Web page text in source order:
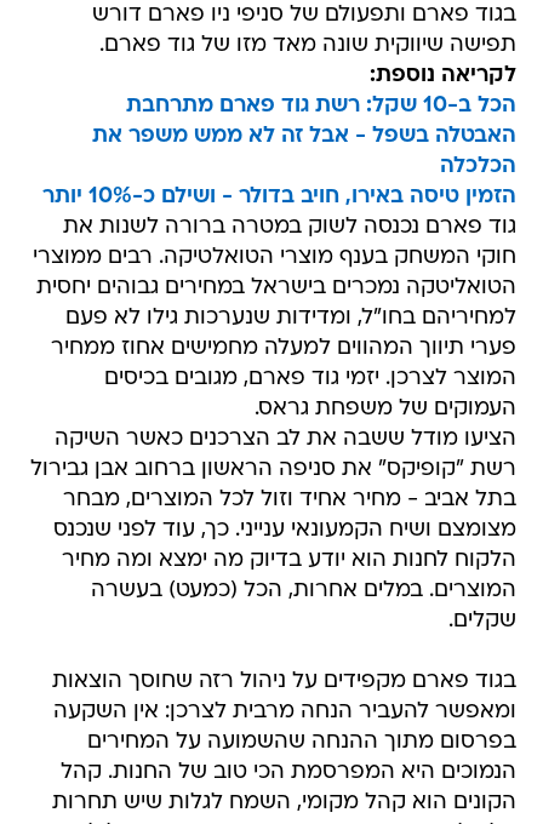
בגוד פארם ותפעולם של סניפי ניו פארם דורש
תפישה שיווקית שונה מאד מזו של גוד פארם.
לקריאה נוספת:
הכל ב-10 שקל: רשת גוד פארם מתרחבת
האבטלה בשפל - אבל זה לא ממש משפר את
הכלכלה
הזמין טיסה באירו, חויב בדולר - ושילם כ-10% יותר
גוד פארם נכנסה לשוק במטרה ברורה לשנות את
חוקי המשחק בענף מוצרי הטואלטיקה. רבים ממוצרי
הטואליטקה נמכרים בישראל במחירים גבוהים יחסית
למחיריהם בחו"ל, ומדידות שנערכות גילו לא פעם
פערי תיווך המהווים למעלה מחמישים אחוז ממחיר
המוצר לצרכן. יזמי גוד פארם, מגובים בכיסים
העמוקים של משפחת גראס.
הציעו מודל ששבה את לב הצרכנים כאשר השיקה
רשת "קופיקס" את סניפה הראשון ברחוב אבן גבירול
בתל אביב - מחיר אחיד וזול לכל המוצרים, מבחר
מצומצם ושיח הקמעונאי ענייני. כך, עוד לפני שנכנס
הלקוח לחנות הוא יודע בדיוק מה ימצא ומה מחיר
המוצרים. במלים אחרות, הכל (כמעט) בעשרה
שקלים.
בגוד פארם מקפידים על ניהול רזה שחוסך הוצאות
ומאפשר להעביר הנחה מרבית לצרכן: אין השקעה
בפרסום מתוך ההנחה שהשמועה על המחירים
הנמוכים היא המפרסמת הכי טוב של החנות. קהל
הקונים הוא קהל מקומי, השמח לגלות שיש תחרות